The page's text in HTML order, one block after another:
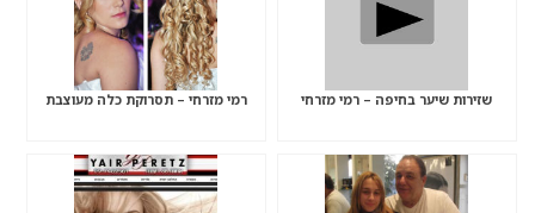
שזירות שיער בחיפה – רמי מזרחי רמי מזרחי – תסרוקת כלה מעוצבת